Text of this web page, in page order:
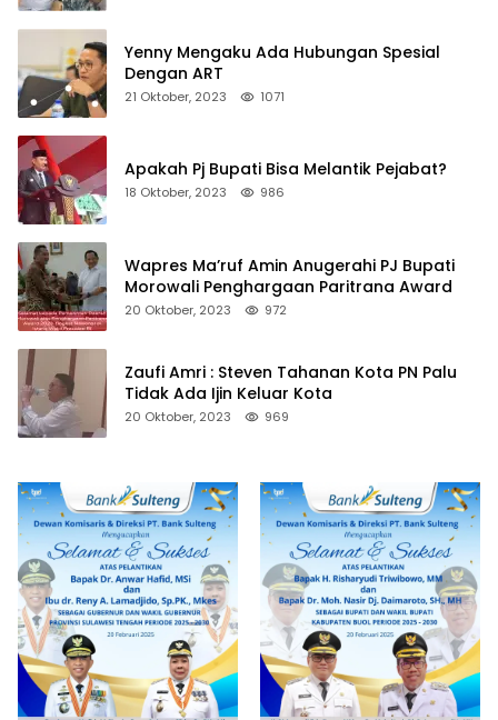
Yenny Mengaku Ada Hubungan Spesial
Dengan ART
21 Oktober, 2023 1071
Apakah Pj Bupati Bisa Melantik Pejabat?
18 Oktober, 2023 986
Wapres Ma’ruf Amin Anugerahi PJ Bupati
Morowali Penghargaan Paritrana Award
20 Oktober, 2023 972
Zaufi Amri : Steven Tahanan Kota PN Palu
Tidak Ada Ijin Keluar Kota
20 Oktober, 2023 969